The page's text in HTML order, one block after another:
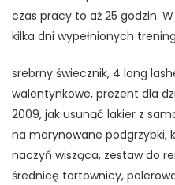
czas pracy to aż 25 godzin.
kilka dni wypełnionych
srebrny świecznik, 4 long
walentynkowe, prezent dla
2009, jak usunąć lakier z
na marynowane podgrzybki,
naczyń wisząca, zestaw do
średnicę tortownicy,